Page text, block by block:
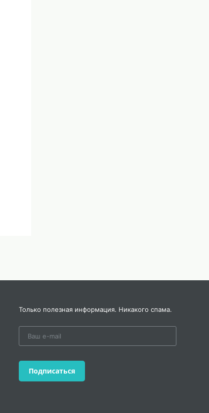
Только полезная информация. Никакого спама.
Подписаться